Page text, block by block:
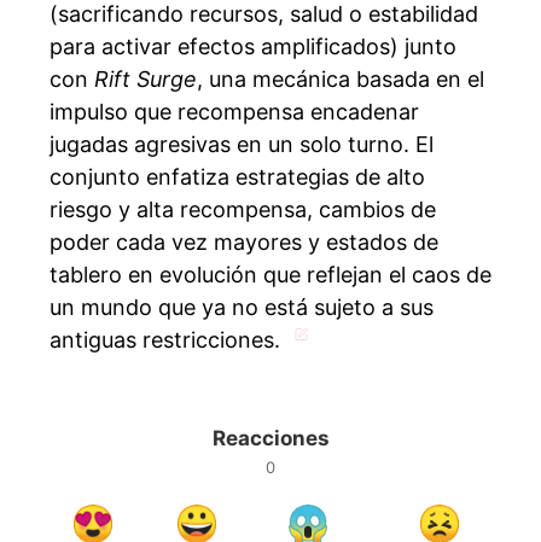
(sacrificando recursos, salud o estabilidad
para activar efectos amplificados) junto
con Rift Surge, una mecánica basada en el
impulso que recompensa encadenar
jugadas agresivas en un solo turno. El
conjunto enfatiza estrategias de alto
riesgo y alta recompensa, cambios de
poder cada vez mayores y estados de
tablero en evolución que reflejan el caos de
un mundo que ya no está sujeto a sus
antiguas restricciones.
Reacciones
0